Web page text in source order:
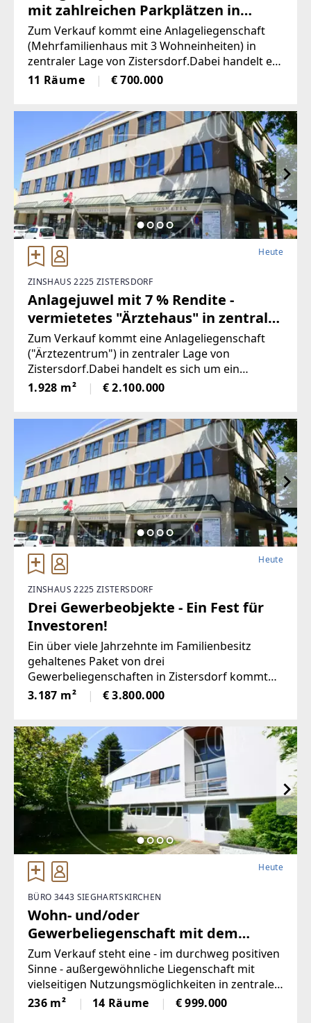
mit zahlreichen Parkplätzen in
Bestlage!
Zum Verkauf kommt eine Anlageliegenschaft
(Mehrfamilienhaus mit 3 Wohneinheiten) in
zentraler Lage von Zistersdorf.Dabei handelt es
sich um ein Grundstück mit ca. 893 m²,
11 Räume € 700.000
Heute
ZINSHAUS 2225 ZISTERSDORF
Anlagejuwel mit 7 % Rendite -
vermietetes "Ärztehaus" in zentraler
Lage von Zistersdorf!
Zum Verkauf kommt eine Anlageliegenschaft
("Ärztezentrum") in zentraler Lage von
Zistersdorf.Dabei handelt es sich um ein
Grundstück mit ca. 886 m² auf welchem zwei
1.928 m² € 2.100.000
Heute
ZINSHAUS 2225 ZISTERSDORF
Drei Gewerbeobjekte - Ein Fest für
Investoren!
Ein über viele Jahrzehnte im Familienbesitz
gehaltenes Paket von drei
Gewerbeliegenschaften in Zistersdorf kommt
nun wegen des Ablebens des 87-jährigen
Familienpatriarchen durch die Erben zum
3.187 m² € 3.800.000
Heute
BÜRO 3443 SIEGHARTSKIRCHEN
Wohn- und/oder
Gewerbeliegenschaft mit dem
"gewissen Etwas"!
Zum Verkauf steht eine - im durchweg positiven
Sinne - außergewöhnliche Liegenschaft mit
vielseitigen Nutzungsmöglichkeiten in zentraler
Lage von Sieghartskirchen.Die Marktgemeinde
mit ca. 7.800 Einwohnern bietet
236 m² 14 Räume € 999.000